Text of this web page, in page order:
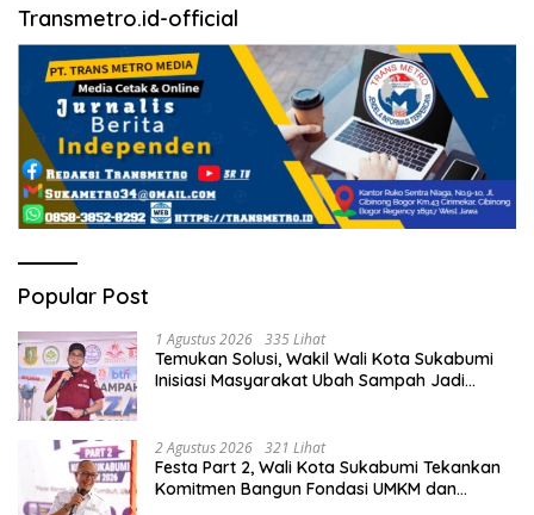
Transmetro.id-official
Popular Post
1 Agustus 2026 335 Lihat
Temukan Solusi, Wakil Wali Kota Sukabumi
Inisiasi Masyarakat Ubah Sampah Jadi
2 Agustus 2026 321 Lihat
Festa Part 2, Wali Kota Sukabumi Tekankan
Komitmen Bangun Fondasi UMKM dan